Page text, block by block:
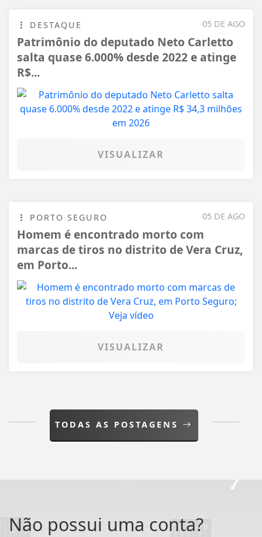
05 DE AGO
DESTAQUE
Patrimônio do deputado Neto Carletto
salta quase 6.000% desde 2022 e atinge
R$...
VISUALIZAR
05 DE AGO
PORTO SEGURO
Homem é encontrado morto com
marcas de tiros no distrito de Vera Cruz,
em Porto...
VISUALIZAR
TODAS AS POSTAGENS
Não possui uma conta?